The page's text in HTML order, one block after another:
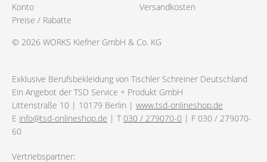
Konto
Versandkosten
Preise / Rabatte
© 2026 WORKS Kiefner GmbH & Co. KG
Exklusive Berufsbekleidung von Tischler Schreiner Deutschland
Ein Angebot der TSD Service + Produkt GmbH
Littenstraße 10 | 10179 Berlin | www.tsd-onlineshop.de
E info@tsd-onlineshop.de | T030 / 279070-0 | F 030 / 279070-
60
Vertriebspartner: